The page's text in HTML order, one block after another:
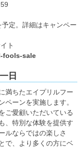
定。詳細はキャンペー
ト
fools-sale
日
満ちたエイプリルフー
ペーンを実施します。
ご愛顧いただいている
、特別な体験を提供す
ルならではの楽しさ
で、より多くの方にベ